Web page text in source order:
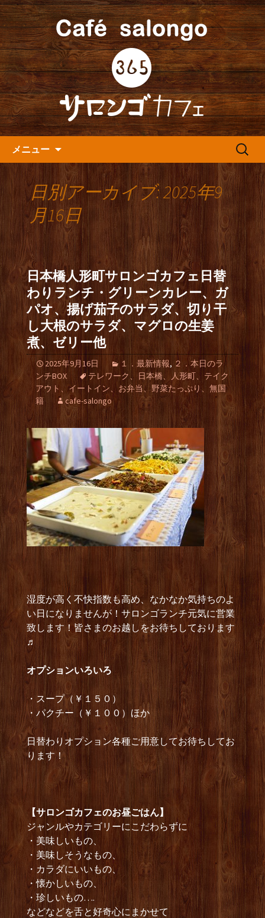
人形町の『365(サロンゴ)カフ
ェ』よりお知らせ
人形町の音楽カフェ『365カフェ』より
最新情報をお届けします。
メニュー
検
日別アーカイブ: 2025年9
月16日
日本橋人形町サロンゴカフェ日替
わりランチ・グリーンカレー、ガ
パオ、揚げ茄子のサラダ、切り干
し大根のサラダ、マグロの生姜
煮、ゼリー他
2025年9月16日 １．最新情報, ２．本日のラ
ンチBOX
テレワーク、日本橋、人形町、テイク
アウト、イートイン、お弁当、野菜たっぷり、無国
籍
cafe-salongo
湿度が高く不快指数も高め、なかなか気持ちのよ
い日になりませんが！サロンゴランチ元気に営業
致します！皆さまのお越しをお待ちしております
♬
オプションいろいろ
・スープ（￥１５０）
・パクチー（￥１００）ほか
日替わりオプション各種ご用意してお待ちしてお
ります！
【サロンゴカフェのお昼ごはん】
ジャンルやカテゴリーにこだわらずに
・美味しいもの、
・美味しそうなもの、
・カラダにいいもの、
・懐かしいもの、
・珍しいもの….
などなどを舌と好奇心にまかせて